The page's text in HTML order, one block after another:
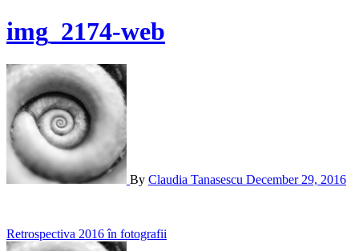
img_2174-web
By Claudia Tanasescu December 29, 2016
Post
Retrospectiva 2016 în fotografii